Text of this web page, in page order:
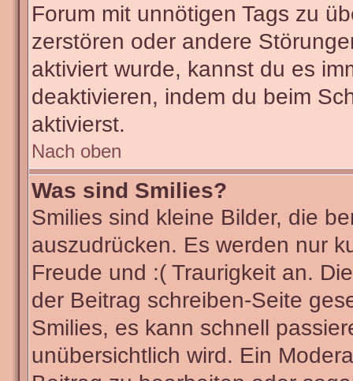
Forum mit unnötigen Tags zu
zerstören oder andere
aktiviert wurde, kannst du es
deaktivieren, indem du beim
aktivierst.
Nach oben
Was sind Smilies?
Smilies sind kleine Bilder, die
auszudrücken. Es werden nur
Freude und :( Traurigkeit an.
der Beitrag schreiben-Seite
Smilies, es kann schnell
unübersichtlich wird. Ein